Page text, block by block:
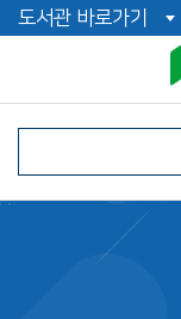
도서관 바로가기